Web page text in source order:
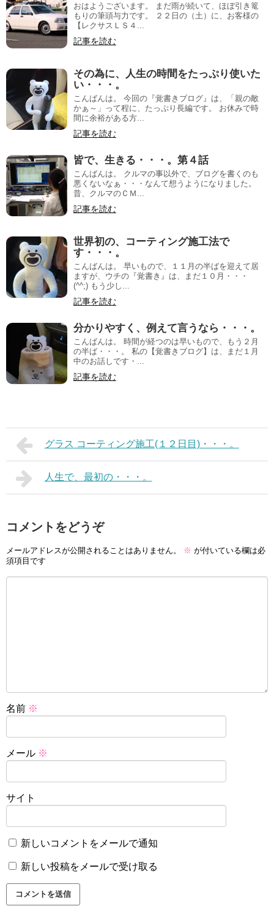
おはようございます。 まだ雨が続いて、ほぼ引き篭
もりの筆頭与力です。 ２２日の（土）に、お客様の
【レクサスＬＳ４...
記事を読む
その為に、人生の時間をたっぷり使いた
い・・・。
こんばんは。 今回の『覚書きブログ』は、「親の敵
かぁ～」って程に、たっぷり長編です。 お休みで時
間に余裕がある方...
記事を読む
皆で、生きる・・・。第４話
こんばんは。 クルマの事以外で、ブログを書くのも
悪くないなぁ・・・なんて想うようになりました。
昔、クルマのＣＭ...
記事を読む
世界初の、コーティング施工法で
す・・・。
こんばんは。 早いもので、１１月の半ばを迎えて居
ますが、ウチの『覚書き』は、まだ１０月・・・
(^^;) もう少し...
記事を読む
分かりやすく、例えて言うなら・・・。
こんばんは。 時間が経つのは早いもので、もう２月
の半ば・・・。 私の【覚書きブログ】は、まだ１月
中のお話しです・...
記事を読む
グラス コーティング施工(１２日目)・・・。
人生で、最初の・・・。
コメントをどうぞ
メールアドレスが公開されることはありません。 ※ が付いている欄は必
須項目です
名前 ※
メール ※
サイト
新しいコメントをメールで通知
新しい投稿をメールで受け取る